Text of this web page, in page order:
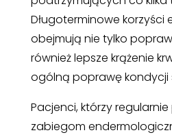
Długoterminowe korzyści
obejmują nie tylko
również lepsze krążenie
ogólną poprawę kondycji
Pacjenci, którzy
zabiegom